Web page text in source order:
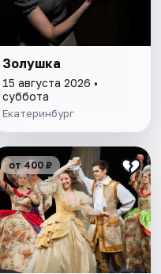
Золушка
15 августа 2026 •
суббота
Екатеринбург
от 400 ₽